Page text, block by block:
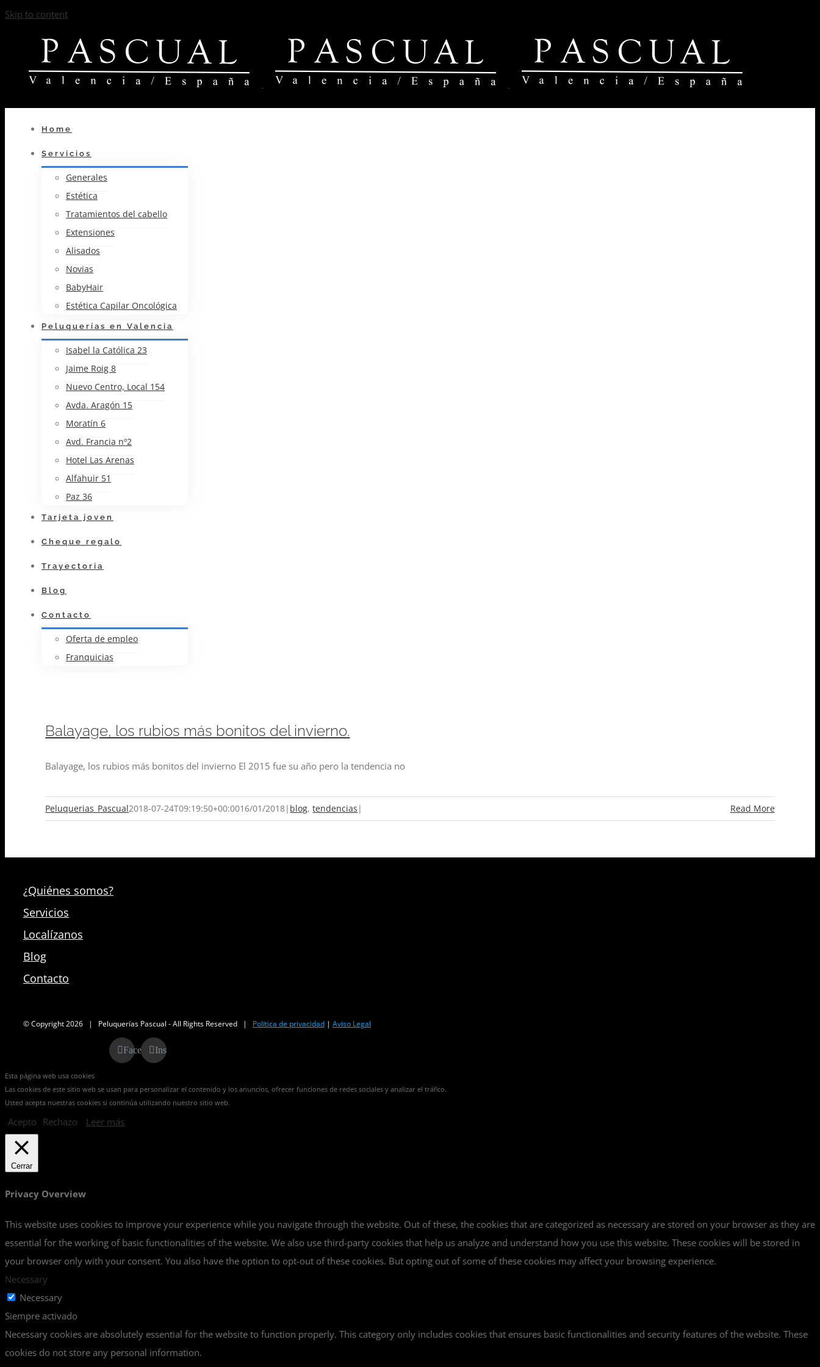
Skip to content
Home
Servicios
Generales
Estética
Tratamientos del cabello
Extensiones
Alisados
Novias
BabyHair
Estética Capilar Oncológica
Peluquerías en Valencia
Isabel la Católica 23
Jaime Roig 8
Nuevo Centro, Local 154
Avda. Aragón 15
Moratín 6
Avd. Francia nº2
Hotel Las Arenas
Alfahuir 51
Paz 36
Tarjeta joven
Cheque regalo
Trayectoria
Blog
Contacto
Oferta de empleo
Franquicias
Balayage, los rubios más bonitos del invierno.
Balayage, los rubios más bonitos del invierno El 2015 fue su año pero la tendencia no
Peluquerias_Pascual2018-07-24T09:19:50+00:0016/01/2018| blog,tendencias | Read More
¿Quiénes somos?
Servicios
Localízanos
Blog
Contacto
© Copyright2026 | Peluquerías Pascual - All Rights Reserved | Politica de privacidad | Aviso Legal
FacebookInstagram
Esta página web usa cookies
Las cookies de este sitio web se usan para personalizar el contenido y los anuncios, ofrecer funciones de redes sociales y analizar el tráfico.
Usted acepta nuestras cookies si continúa utilizando nuestro sitio web.
Acepto Rechazo Leer más
Cerrar
Privacy Overview
This website uses cookies to improve your experience while you navigate through the website. Out of these, the cookies that are categorized as necessary are stored on your browser as they are
essential for the working of basic functionalities of the website. We also use third-party cookies that help us analyze and understand how you use this website. These cookies will be stored in
your browser only with your consent. You also have the option to opt-out of these cookies. But opting out of some of these cookies may affect your browsing experience.
Necessary
Necessary
Siempre activado
Necessary cookies are absolutely essential for the website to function properly. This category only includes cookies that ensures basic functionalities and security features of the website. These
cookies do not store any personal information.